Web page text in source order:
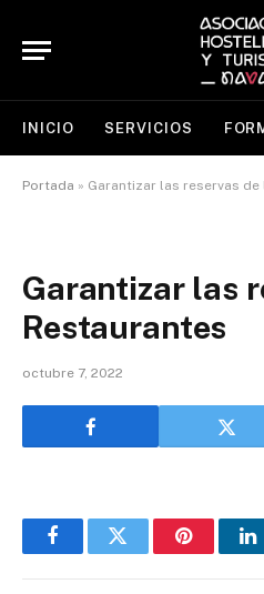
INICIO SERVICIOS
Portada » Garantizar las reservas
Garantizar las
Restaurantes
octubre 7, 2022
FacebookTwitter Pinterest